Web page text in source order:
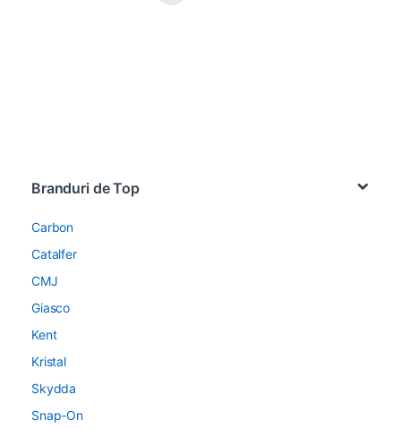
Branduri de Top
Carbon
Catalfer
CMJ
Giasco
Kent
Kristal
Skydda
Snap-On